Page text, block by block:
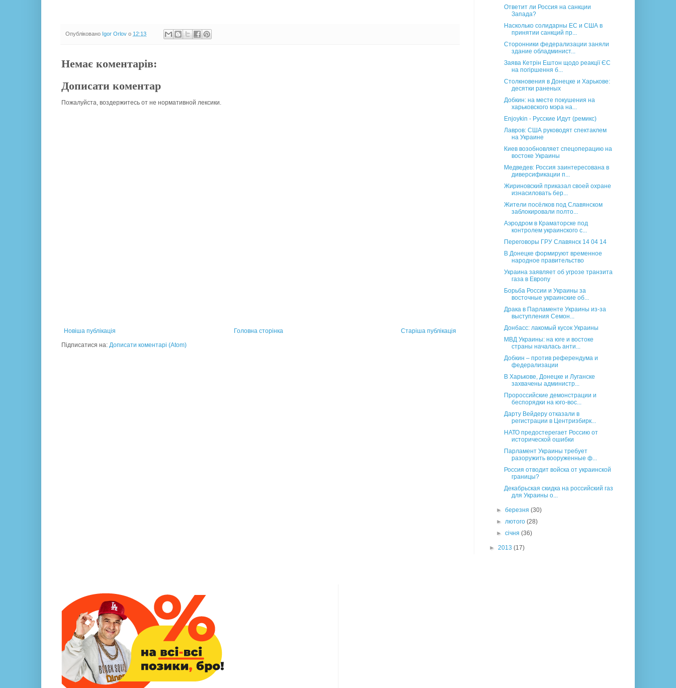
Опубліковано Igor Orlov о 12:13
Немає коментарів:
Дописати коментар
Пожалуйста, воздержитесь от не нормативной лексики.
Новіша публікація Старіша публікація
Головна сторінка
Підписатися на: Дописати коментарі (Atom)
Ответит ли Россия на санкции
Запада?
Насколько солидарны ЕС и США в
принятии санкций пр...
Сторонники федерализации заняли
здание обладминист...
Заява Кетрін Ештон щодо реакції ЄС
на погіршення б...
Столкновения в Донецке и Харькове:
десятки раненых
Добкин: на месте покушения на
харьковского мэра на...
Enjoykin - Русские Идут (ремикс)
Лавров: США руководят спектаклем
на Украине
Киев возобновляет спецоперацию на
востоке Украины
Медведев: Россия заинтересована в
диверсификации п...
Жириновский приказал своей охране
изнасиловать бер...
Жители посёлков под Славянском
заблокировали полто...
Аэродром в Краматорске под
контролем украинского с...
Переговоры ГРУ Славянск 14 04 14
В Донецке формируют временное
народное правительство
Украина заявляет об угрозе транзита
газа в Европу
Борьба России и Украины за
восточные украинские об...
Драка в Парламенте Украины из-за
выступления Семон...
Донбасс: лакомый кусок Украины
МВД Украины: на юге и востоке
страны началась анти...
Добкин – против референдума и
федерализации
В Харькове, Донецке и Луганске
захвачены администр...
Пророссийские демонстрации и
беспорядки на юго-вос...
Дарту Вейдеру отказали в
регистрации в Центризбирк...
НАТО предостерегает Россию от
исторической ошибки
Парламент Украины требует
разоружить вооруженные ф...
Россия отводит войска от украинской
границы?
Декабрьская скидка на российский газ
для Украины о...
►березня(30)
►лютого(28)
►січня(36)
► 2013 (17)